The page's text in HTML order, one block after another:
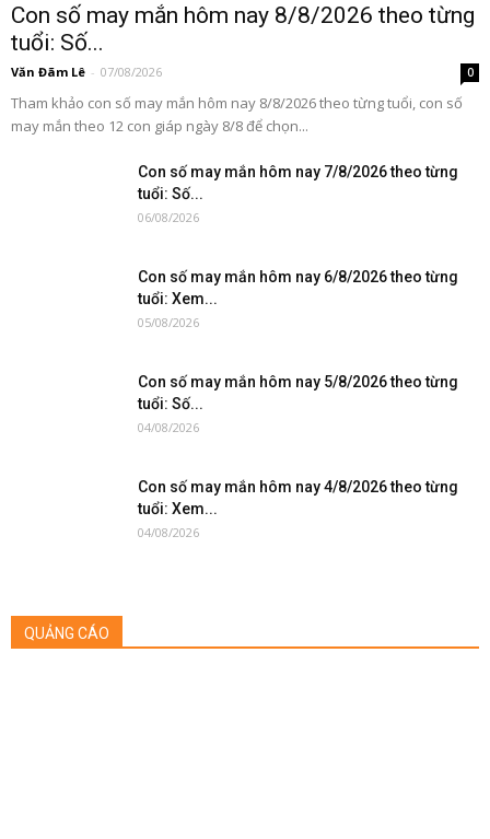
Con số may mắn hôm nay 8/8/2026 theo từng
tuổi: Số...
Văn Đãm Lê - 07/08/2026 0
Tham khảo con số may mắn hôm nay 8/8/2026 theo từng tuổi, con số
may mắn theo 12 con giáp ngày 8/8 để chọn...
Con số may mắn hôm nay 7/8/2026 theo từng
tuổi: Số...
06/08/2026
Con số may mắn hôm nay 6/8/2026 theo từng
tuổi: Xem...
05/08/2026
Con số may mắn hôm nay 5/8/2026 theo từng
tuổi: Số...
04/08/2026
Con số may mắn hôm nay 4/8/2026 theo từng
tuổi: Xem...
04/08/2026
QUẢNG CÁO